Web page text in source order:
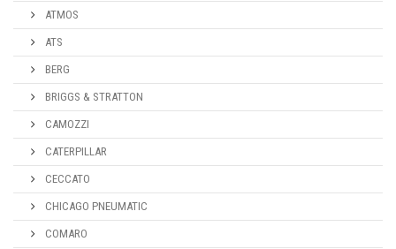
ATMOS
ATS
BERG
BRIGGS & STRATTON
CAMOZZI
CATERPILLAR
CECCATO
CHICAGO PNEUMATIC
COMARO